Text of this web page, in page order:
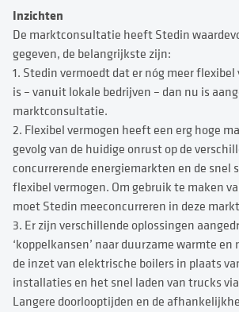
Inzichten
De marktconsultatie heeft Stedin
gegeven, de belangrijkste zijn:
1. Stedin vermoedt dat er nóg meer
is – vanuit lokale bedrijven – dan nu is
marktconsultatie.
2. Flexibel vermogen heeft een erg hoge
gevolg van de huidige onrust op de
concurrerende energiemarkten en de snel
flexibel vermogen. Om gebruik te maken
moet Stedin meeconcurreren in deze
3. Er zijn verschillende oplossingen
‘koppelkansen’ naar duurzame warmte
de inzet van elektrische boilers in plaats
installaties en het snel laden van trucks
Langere doorlooptijden en de